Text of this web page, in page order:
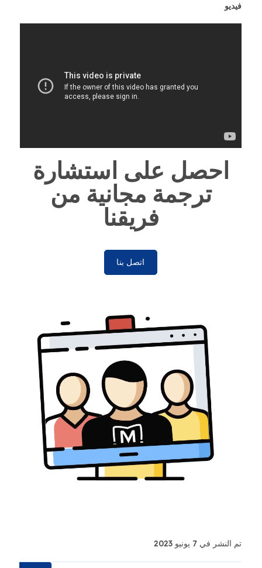
فيديو
احصل على استشارة
ترجمة مجانية من
فريقنا
اتصل بنا
تم النشر في 7 يونيو 2023